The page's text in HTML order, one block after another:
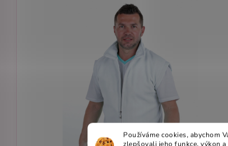
Používáme cookies, abychom
zlepšovali jeho funkce, výkon